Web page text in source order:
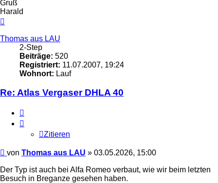
Gruß
Harald
Thomas aus LAU
2-Step
Beiträge: 520
Registriert: 11.07.2007, 19:24
Wohnort: Lauf
Re: Atlas Vergaser DHLA 40
Zitieren
Beitrag
von Thomas aus LAU » 03.05.2026, 15:00
Der Typ ist auch bei Alfa Romeo verbaut, wie wir beim letzten
Besuch in Breganze gesehen haben.